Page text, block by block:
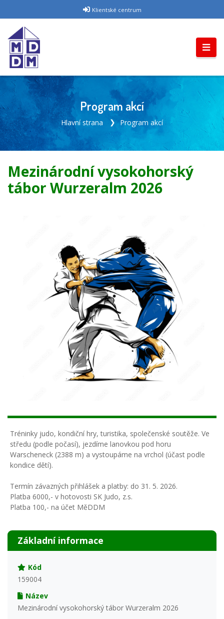
Klientské centrum
Program akcí
Hlavní strana Program akcí
Mezinárodní vysokohorský
tábor Wurzeralm 2026
Tréninky judo, kondiční hry, turistika, společenské soutěže. Ve
středu (podle počasí), jezdíme lanovkou pod horu
Warscheneck (2388 m) a vystoupáme na vrchol (účast podle
kondice dětí).
Termín závazných přihlášek a platby: do 31. 5. 2026.
Platba 6000,- v hotovosti SK Judo, z.s.
Platba 100,- na účet MěDDM
Základní informace
Kód
159004
Název
Mezinárodní vysokohorský tábor Wurzeralm 2026